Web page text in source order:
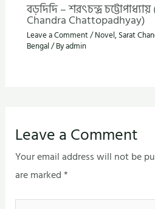
বড়দিদি – শরৎচন্দ্র
Chandra Chattopadhyay)
Leave a Comment/Novel, Sarat
Bengal / Byadmin
Leave a Comment
Your email address will not be
are marked*